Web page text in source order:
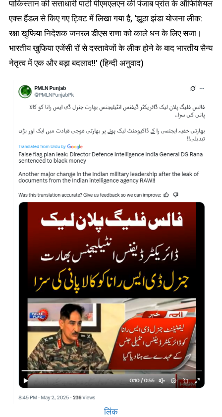
पाकिस्तान की सत्ताधारी पार्टी पीएमएलएन की पंजाब प्रांत के ऑफिशियल
एक्स हैंडल से किए गए ट्विट में लिखा गया है, ‘झूठा झंडा योजना लीक:
रक्षा खुफिया निदेशक जनरल डीएस राणा को काले धन के लिए सजा।
भारतीय खुफिया एजेंसी रॉ से दस्तावेजों के लीक होने के बाद भारतीय सैन्य
नेतृत्व में एक और बड़ा बदलाव!!’ (हिन्दी अनुवाद)
लिंक